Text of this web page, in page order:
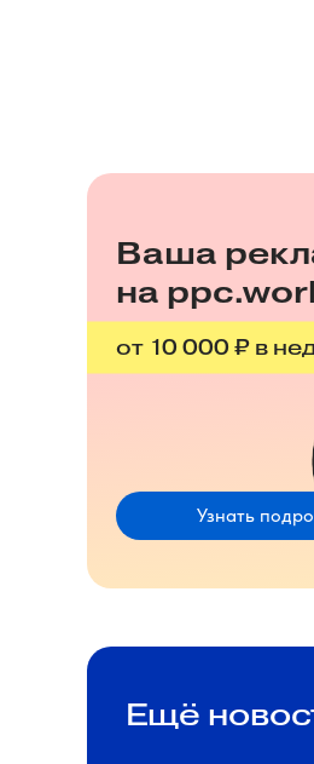
Ваша
на
от 10 000 ₽ в
Узнать
Ещё